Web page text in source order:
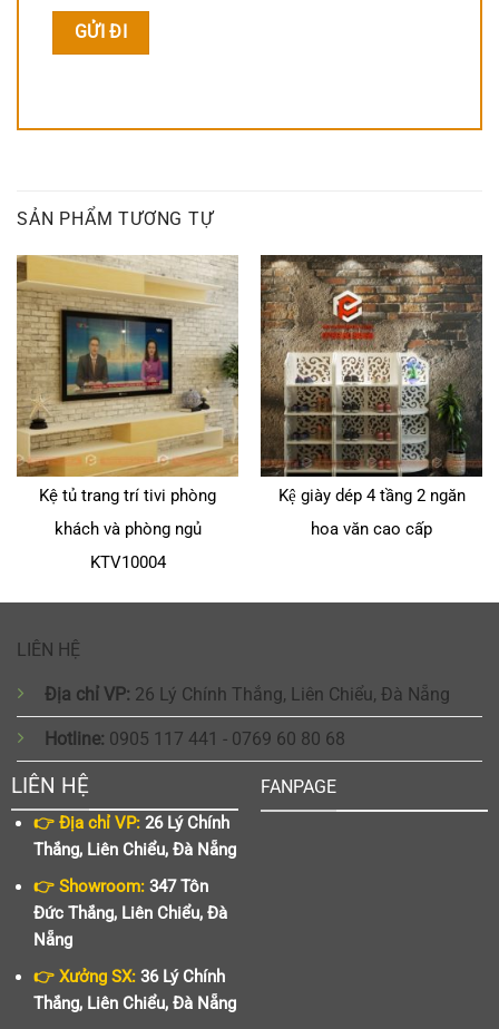
SẢN PHẨM TƯƠNG TỰ
Kệ tủ trang trí tivi phòng
khách và phòng ngủ
KTV10004
Kệ giày dép 4 tầng 2 ngăn
hoa văn cao cấp
LIÊN HỆ
Địa chỉ VP: 26 Lý Chính Thắng, Liên Chiểu, Đà Nẵng
Hotline: 0905 117 441 - 0769 60 80 68
LIÊN HỆ
👉 Địa chỉ VP:26 Lý Chính
Thắng, Liên Chiểu, Đà Nẵng
👉 Showroom:347 Tôn
Đức Thắng, Liên Chiểu, Đà
Nẵng
👉 Xưởng SX:36 Lý Chính
Thắng, Liên Chiểu, Đà Nẵng
FANPAGE